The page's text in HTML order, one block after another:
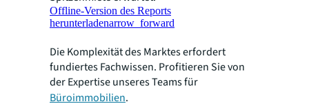
Offline-Version des Reports
herunterladenarrow_forward
Die Komplexität des Marktes erfordert
fundiertes Fachwissen. Profitieren Sie von
der Expertise unseres Teams für
Büroimmobilien.